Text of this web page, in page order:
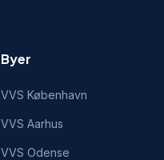
Byer
VVS København
VVS Aarhus
VVS Odense